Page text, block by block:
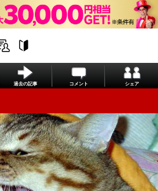
過去の記事 コメント シェア